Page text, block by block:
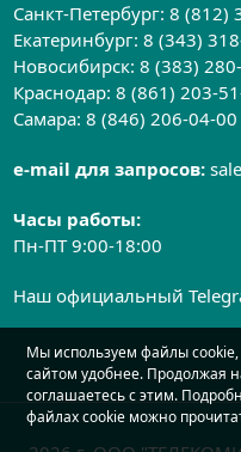
Санкт-Петербург:8 (812)
Екатеринбург:8 (343)
Новосибирск:8 (383)
Краснодар:8 (861) 203-
Самара:8 (846) 206-04-00
e-mail для запросов:
Часы работы:
Пн-ПТ 9:00-18:00
Наш официальный
Мы используем файлы cookie,
сайтом удобнее. Продолжая
соглашаетесь с этим.
файлах cookie можно